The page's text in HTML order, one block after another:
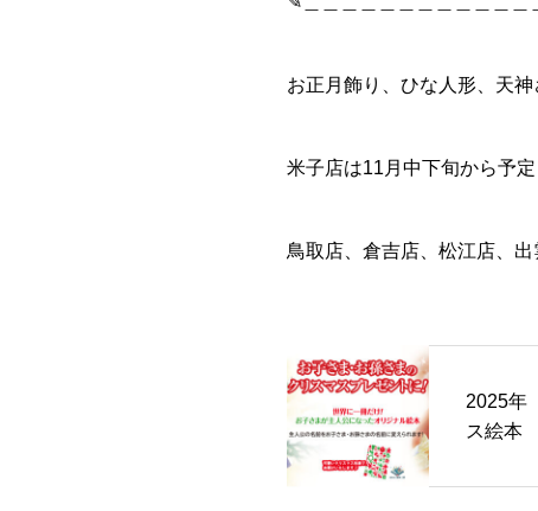
お正月飾り、ひな人形、天
米子店は11月中下旬から予定
鳥取店、倉吉店、松江店、
2025年
ス絵本